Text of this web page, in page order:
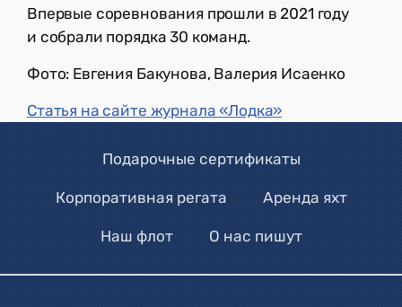
Впервые соревнования прошли в 2021 году
и собрали порядка 30 команд.
Фото: Евгения Бакунова, Валерия Исаенко
Статья на сайте журнала «Лодка»
Подарочные сертификаты
Корпоративная регата Аренда яхт
Наш флот О нас пишут